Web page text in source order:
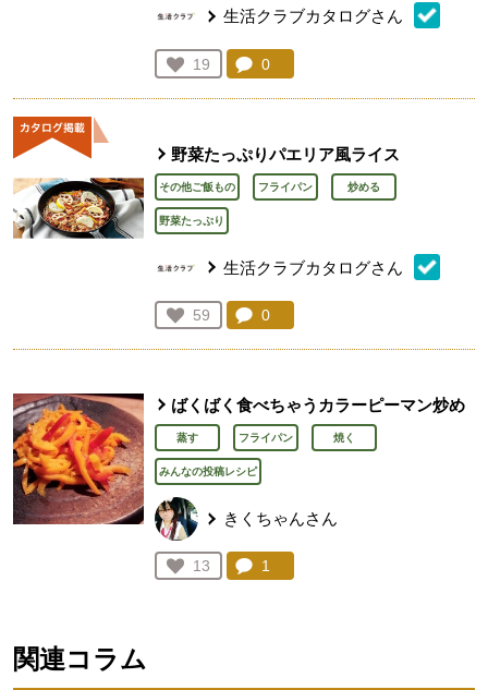
生活クラブカタログさん
お気に入り登録：
19
人が登録
コメント：
0
野菜たっぷりパエリア風ライス
その他ご飯もの フライパン 炒める
野菜たっぷり
生活クラブカタログさん
お気に入り登録：
59
人が登録
コメント：
0
ばくばく食べちゃうカラーピーマン炒め
蒸す フライパン 焼く
みんなの投稿レシピ
きくちゃんさん
お気に入り登録：
13
人が登録
コメント：
1
関連コラム